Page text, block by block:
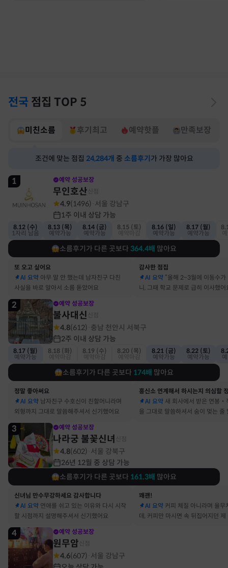
전국 점집 TOP 5
미친소름 후기최고 예약핫플 만족보장
조건에 맞는 점집 24,284개 중 소름후기 가 가장 많아요
1 예약 성공보장
무인호산
4.9(1496) 서울 강남구
1주 이내 상담 가능
8.12 (수)
1자리 남음
8.13 (목)
예약가능
8.14 (금)
예약가능
8.15 (토)
8.16 (일)
예약가능
8.17 (월)
예약가능
소름후기가 다른 곳보다 364.4배 많아요
또 오고 싶어요
AI 요약 아무 말 안 했는데 남자친구 다친
사실을 바로 알아서 소름 돋았어요
감사한 점집
AI 요약 “올해 2~3월에 이동수가
니, 그때 학교 문제로 급히 이사했어
2 예약 성공보장
불사대신
4.8(612) 충남 천안시 서북구
2주 이내 상담 가능
8.17 (월)
예약가능
8.18 (화)
8.19 (수)
8.20 (목)
8.21 (금)
예약가능
8.22 (토)
예약가능
소름후기가 다른 곳보다 174배 많아요
정말 좋아써요
AI 요약 남자친구 수호신이 친할머니라며
외형까지 그대로 말씀해주셔서 신기했어요
AI 요약 새 회사에서 받은 연봉‧
을 그대로 말씀하셔서 숨이 멎는 줄
3 예약 성공보장
나라궁 불꽃신녀
4.8(602) 서울 강북구
26년 12월 중 상담 가능
소름후기가 다른 곳보다 161.3배 많아요
신녀님 만수무강하세요 감사합니다
AI 요약 연애를 쉬고 있는 이유와 다시 시작
할 시점까지 설명해주셔서 신기했어요
꽤괜!
AI 요약 커피 체질 아니라며 율무
데, 커피만 마시면 속 뒤집어지던 제
4 예약 성공보장
원무암
4.6(607) 서울 강남구